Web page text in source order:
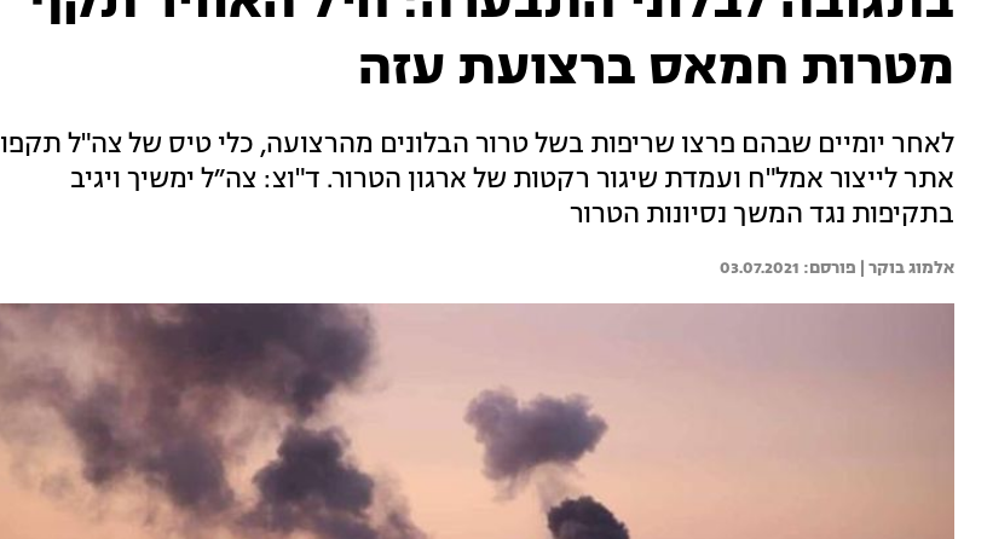
מטרות חמאס ברצועת עזה
לאחר יומיים שבהם פרצו שריפות בשל טרור הבלונים מהרצועה, כלי טיס של צה"ל תקפו
אתר לייצור אמל"ח ועמדת שיגור רקטות של ארגון הטרור. ד"וצ: צה״ל ימשיך ויגיב
בתקיפות נגד המשך נסיונות הטרור
אלמוג בוקר | 03.07.2021